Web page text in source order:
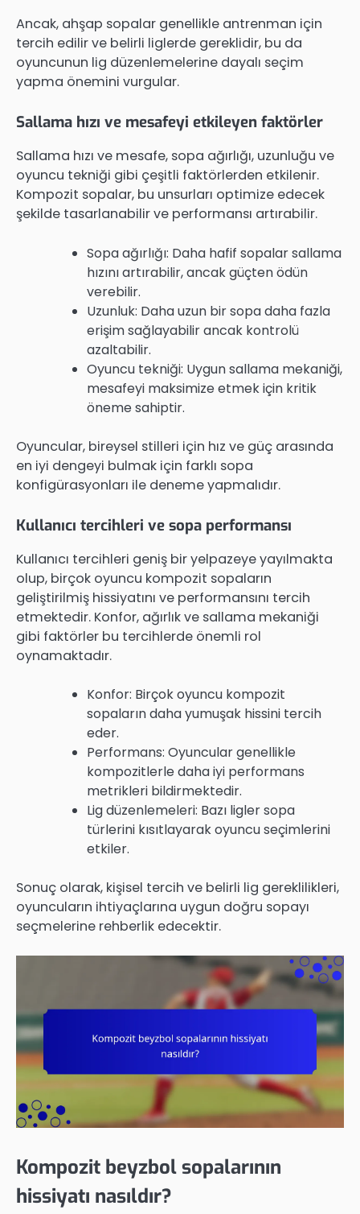
Ancak, ahşap sopalar genellikle antrenman için
tercih edilir ve belirli liglerde gereklidir, bu da
oyuncunun lig düzenlemelerine dayalı seçim
yapma önemini vurgular.
Sallama hızı ve mesafeyi etkileyen faktörler
Sallama hızı ve mesafe, sopa ağırlığı, uzunluğu ve
oyuncu tekniği gibi çeşitli faktörlerden etkilenir.
Kompozit sopalar, bu unsurları optimize edecek
şekilde tasarlanabilir ve performansı artırabilir.
Sopa ağırlığı: Daha hafif sopalar sallama
hızını artırabilir, ancak güçten ödün
verebilir.
Uzunluk: Daha uzun bir sopa daha fazla
erişim sağlayabilir ancak kontrolü
azaltabilir.
Oyuncu tekniği: Uygun sallama mekaniği,
mesafeyi maksimize etmek için kritik
öneme sahiptir.
Oyuncular, bireysel stilleri için hız ve güç arasında
en iyi dengeyi bulmak için farklı sopa
konfigürasyonları ile deneme yapmalıdır.
Kullanıcı tercihleri ve sopa performansı
Kullanıcı tercihleri geniş bir yelpazeye yayılmakta
olup, birçok oyuncu kompozit sopaların
geliştirilmiş hissiyatını ve performansını tercih
etmektedir. Konfor, ağırlık ve sallama mekaniği
gibi faktörler bu tercihlerde önemli rol
oynamaktadır.
Konfor: Birçok oyuncu kompozit
sopaların daha yumuşak hissini tercih
eder.
Performans: Oyuncular genellikle
kompozitlerle daha iyi performans
metrikleri bildirmektedir.
Lig düzenlemeleri: Bazı ligler sopa
türlerini kısıtlayarak oyuncu seçimlerini
etkiler.
Sonuç olarak, kişisel tercih ve belirli lig gereklilikleri,
oyuncuların ihtiyaçlarına uygun doğru sopayı
seçmelerine rehberlik edecektir.
Kompozit beyzbol sopalarının
hissiyatı nasıldır?